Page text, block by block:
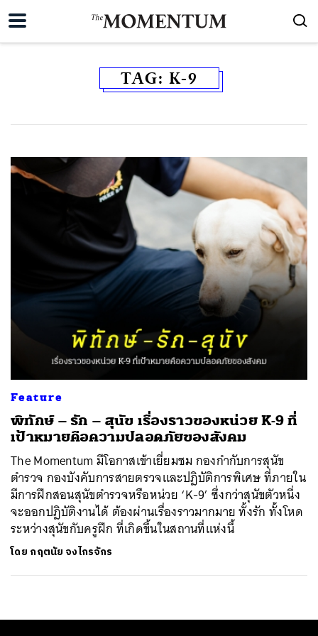
TAG: K-9
Feature
พิทักษ์ – รัก – สุนัข เรื่องราวของหน่วย K-9 ที่
เป้าหมายคือความปลอดภัยของสังคม
The Momentum มีโอกาสเข้าเยี่ยมชม กองกำกับการสุนัข
ตำรวจ กองบังคับการสายตรวจและปฏิบัติการพิเศษ ที่ภายใน
มีการฝึกสอนสุนัขตำรวจหรือหน่วย ‘K-9’ ซึ่งกว่าสุนัขตัวหนึ่ง
จะออกปฏิบัติงานได้ ต้องผ่านเรื่องราวมากมาย ทั้งรัก ทั้งโหด
ระหว่างสุนัขกับครูฝึก ที่เกิดขึ้นในสถานที่แห่งนี้
โดย กฤตนัย จงไกรจักร
SHARE TWEET LINE EMAIL